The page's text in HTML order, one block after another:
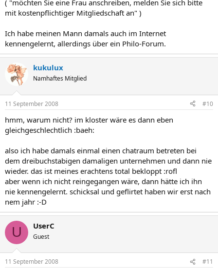
( "möchten Sie eine Frau anschreiben, melden Sie sich bitte
mit kostenpflichtiger Mitgliedschaft an" )
Ich habe meinen Mann damals auch im Internet
kennengelernt, allerdings über ein Philo-Forum.
kukulux
Namhaftes Mitglied
11 September 2008 #10
hmm, warum nicht? im kloster wäre es dann eben
gleichgeschlechtlich :baeh:
also ich habe damals einmal einen chatraum betreten bei
dem dreibuchstabigen damaligen unternehmen und dann nie
wieder. das ist meines erachtens total bekloppt :rofl
aber wenn ich nicht reingegangen wäre, dann hätte ich ihn
nie kennengelernt. schicksal und geflirtet haben wir erst nach
nem jahr :-D
U UserC
Guest
11 September 2008 #11